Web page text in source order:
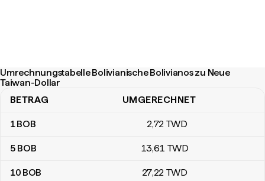
Umrechnungstabelle Bolivianische Bolivianos zu Neue
Taiwan-Dollar
Umrechnungstabelle Bolivianische Bolivianos zu Neue Taiwan-
BETRAG UMGERECHNET
1BOB 2,72 TWD
5 BOB 13,61 TWD
10 BOB 27,22 TWD